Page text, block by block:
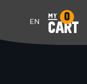
EN my
CART
0